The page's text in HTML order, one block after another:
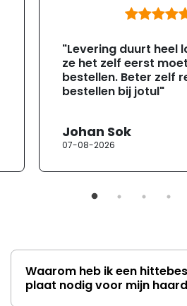
"Levering duurt heel
ze het zelf eerst
bestellen. Beter zelf
bestellen bij jotul"
Johan Sok
07-08-2026
Waarom heb ik een
plaat nodig voor mijn